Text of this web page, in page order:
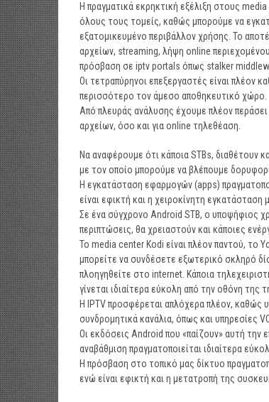
Η πραγματικά εκρηκτική εξέλιξη στους
όλους τους τομείς, καθώς μπορούμε να
εξατομικευμένο περιβάλλον χρήσης. Το
αρχείων, streaming, λήψη online
πρόσβαση σε iptv portals όπως stalker
Οι τετραπύρηνοι επεξεργαστές είναι πλέον
περισσότερο τον άμεσο αποθηκευτικό χώρο.
Από πλευράς ανάλυσης έχουμε πλέον
αρχείων, όσο και για οnline τηλεθέαση.
Να αναφέρουμε ότι κάποια STBs, διαθέτουν
με τον οποίο μπορούμε να βλέπουμε
Η εγκατάσταση εφαρμογών (apps)
είναι εφικτή και η χειροκίνητη
Σε ένα σύγχρονο Android STB, ο υποψήφιος
περιπτώσεις, θα χρειαστούν και κάποιες
Το media center Kodi είναι πλέον παντού, το
μπορείτε να συνδέσετε εξωτερικό σκληρό
πλοηγηθείτε στο internet. Κάποια
γίνεται ιδιαίτερα εύκολη από την οθόνη της
Η IPTV προσφέρεται απλόχερα πλέον, καθώς
συνδρομητικά κανάλια, όπως και υπηρεσίες
Οι εκδόσεις Android που «παίζουν» αυτή την
αναβάθμιση πραγματοποιείται ιδιαίτερα
Η πρόσβαση στο τοπικό μας δίκτυο
ενώ είναι εφικτή και η μετατροπή της